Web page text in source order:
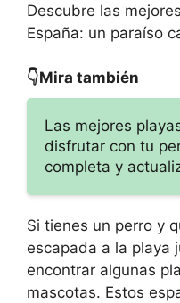
Descubre las
España: un paraíso
👇Mira también
Las mejores
disfrutar con tu
completa y
Si tienes un perro y
escapada a la playa
encontrar algunas
mascotas. Estos